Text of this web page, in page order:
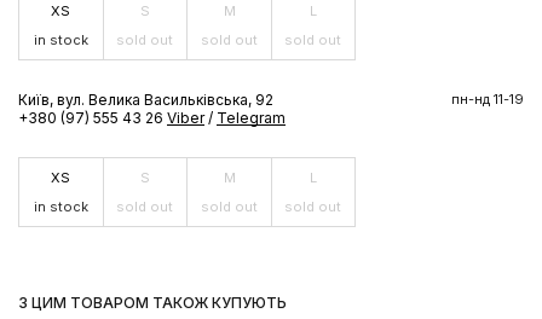
XS
in stock
S
sold out
M
sold out
L
sold out
Київ, вул. Велика Васильківська, 92
+380 (97) 555 43 26 Viber / Telegram
пн-нд 11-19
XS
in stock
S
sold out
M
sold out
L
sold out
З ЦИМ ТОВАРОМ ТАКОЖ КУПУЮТЬ